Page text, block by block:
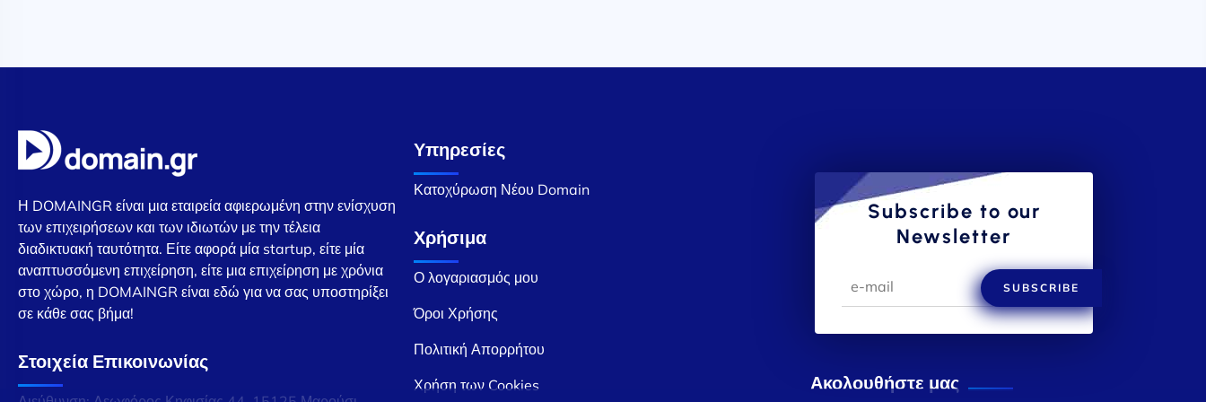
Η DOMAINGR είναι μια εταιρεία αφιερωμένη στην ενίσχυση
των επιχειρήσεων και των ιδιωτών με την τέλεια
διαδικτυακή ταυτότητα. Είτε αφορά μία startup, είτε μία
αναπτυσσόμενη επιχείρηση, είτε μια επιχείρηση με χρόνια
στο χώρο, η DOMAINGR είναι εδώ για να σας υποστηρίξει
σε κάθε σας βήμα!
Στοιχεία Επικοινωνίας
Υπηρεσίες
Κατοχύρωση Νέου Domain
Χρήσιμα
Ο λογαριασμός μου
Όροι Χρήσης
Πολιτική Απορρήτου
Χρήση των Cookies
Subscribe to our
Newsletter
SUBSCRIBE
Ακολουθήστε μας